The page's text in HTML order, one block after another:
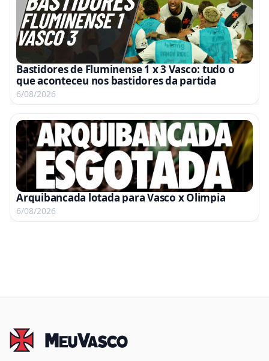
Bastidores de Fluminense 1 x 3 Vasco: tudo o
que aconteceu nos bastidores da partida
6/08/2026
Arquibancada lotada para Vasco x Olimpia
6/08/2026